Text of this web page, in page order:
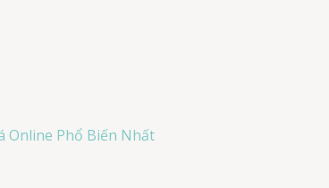
Online Phổ Biến Nhất